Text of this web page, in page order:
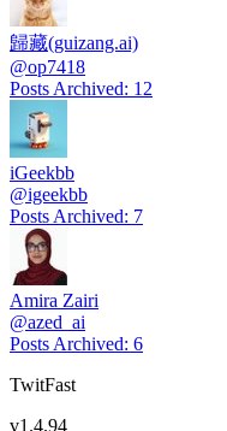
歸藏(guizang.ai)
@op7418
Posts Archived: 12
iGeekbb
@igeekbb
Posts Archived: 7
Amira Zairi
@azed_ai
Posts Archived: 6
TwitFast
v1.4.94